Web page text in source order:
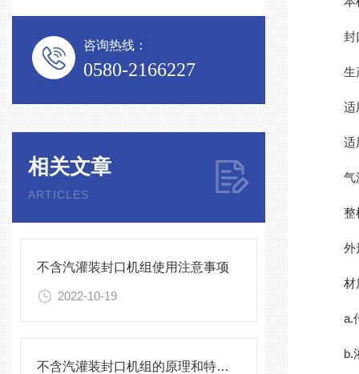
咨询热线：
0580-2166227
相关文章
ARTICLES
不含汽灌装封口机组使用注意事项
2022-10-19
不含汽灌装封口机组的原理和特点介绍
封口
生产
适用
适用
气源
整机
外形
材
a.传
b.灌